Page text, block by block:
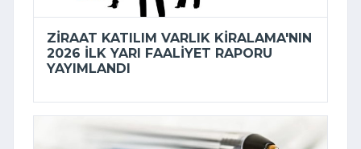
ZIRAAT KATILIM VARLIK KIRALAMA'NIN
2026 ILK YARI FAALIYET RAPORU
YAYIMLANDI